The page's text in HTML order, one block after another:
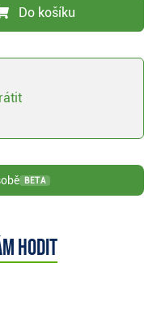
Do košíku
BETA
hodit